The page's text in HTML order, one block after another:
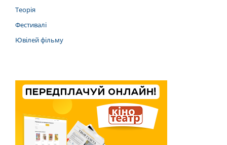
Теорія
Фестивалі
Ювілей фільму